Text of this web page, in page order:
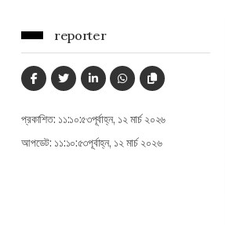
reporter
প্রকাশিত: ১১:১০:৫৩পূর্বাহ্ন, ১২ মার্চ ২০২৬
আপডেট: ১১:১০:৫৩পূর্বাহ্ন, ১২ মার্চ ২০২৬